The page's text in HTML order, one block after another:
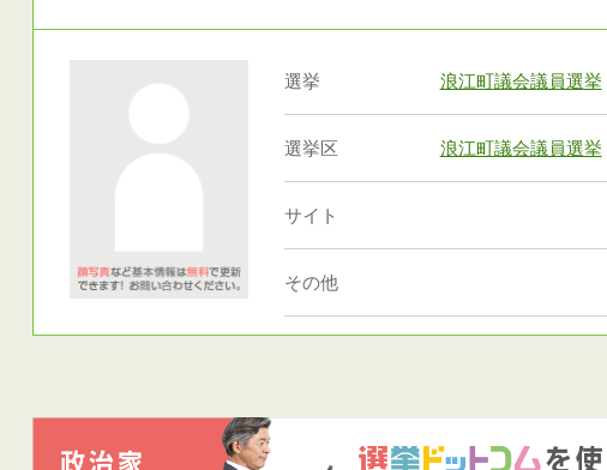
選挙 浪江町議会議員選挙
選挙区 浪江町議会議員選挙
サイト
その他